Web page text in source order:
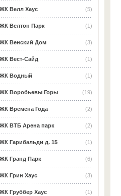
(5)
ЖК Велл Хаус
(1)
ЖК Велтон Парк
(3)
ЖК Венский Дом
(1)
ЖК Вест-Сайд
(1)
ЖК Водный
(19)
ЖК Воробьевы Горы
(2)
ЖК Времена Года
(2)
ЖК ВТБ Арена парк
(1)
ЖК Гарибальди д. 15
(6)
ЖК Гранд Парк
(3)
ЖК Грин Хаус
(1)
ЖК Груббер Хаус